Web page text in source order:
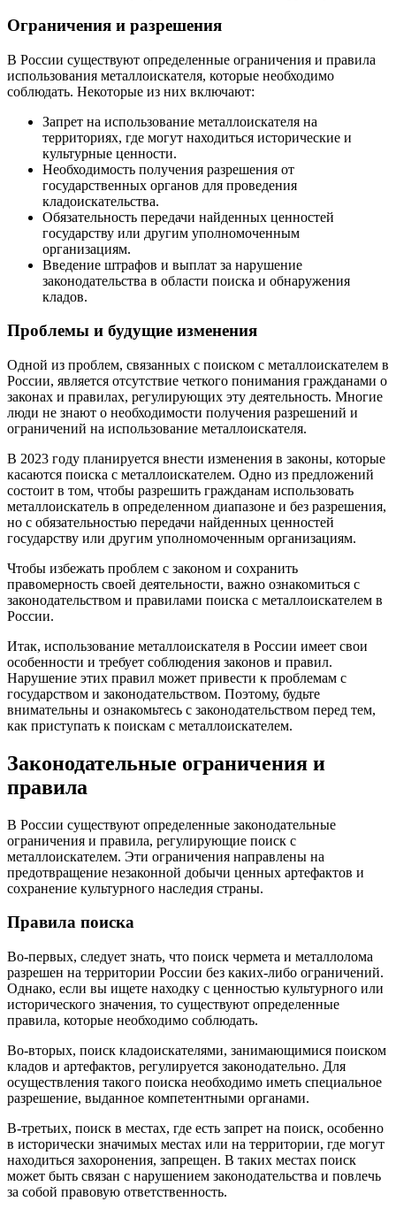
Ограничения и разрешения
В России существуют определенные ограничения и правила
использования металлоискателя, которые необходимо
соблюдать. Некоторые из них включают:
Запрет на использование металлоискателя на
территориях, где могут находиться исторические и
культурные ценности.
Необходимость получения разрешения от
государственных органов для проведения
кладоискательства.
Обязательность передачи найденных ценностей
государству или другим уполномоченным
организациям.
Введение штрафов и выплат за нарушение
законодательства в области поиска и обнаружения
кладов.
Проблемы и будущие изменения
Одной из проблем, связанных с поиском с металлоискателем в
России, является отсутствие четкого понимания гражданами о
законах и правилах, регулирующих эту деятельность. Многие
люди не знают о необходимости получения разрешений и
ограничений на использование металлоискателя.
В 2023 году планируется внести изменения в законы, которые
касаются поиска с металлоискателем. Одно из предложений
состоит в том, чтобы разрешить гражданам использовать
металлоискатель в определенном диапазоне и без разрешения,
но с обязательностью передачи найденных ценностей
государству или другим уполномоченным организациям.
Чтобы избежать проблем с законом и сохранить
правомерность своей деятельности, важно ознакомиться с
законодательством и правилами поиска с металлоискателем в
России.
Итак, использование металлоискателя в России имеет свои
особенности и требует соблюдения законов и правил.
Нарушение этих правил может привести к проблемам с
государством и законодательством. Поэтому, будьте
внимательны и ознакомьтесь с законодательством перед тем,
как приступать к поискам с металлоискателем.
Законодательные ограничения и
правила
В России существуют определенные законодательные
ограничения и правила, регулирующие поиск с
металлоискателем. Эти ограничения направлены на
предотвращение незаконной добычи ценных артефактов и
сохранение культурного наследия страны.
Правила поиска
Во-первых, следует знать, что поиск чермета и металлолома
разрешен на территории России без каких-либо ограничений.
Однако, если вы ищете находку с ценностью культурного или
исторического значения, то существуют определенные
правила, которые необходимо соблюдать.
Во-вторых, поиск кладоискателями, занимающимися поиском
кладов и артефактов, регулируется законодательно. Для
осуществления такого поиска необходимо иметь специальное
разрешение, выданное компетентными органами.
В-третьих, поиск в местах, где есть запрет на поиск, особенно
в исторически значимых местах или на территории, где могут
находиться захоронения, запрещен. В таких местах поиск
может быть связан с нарушением законодательства и повлечь
за собой правовую ответственность.